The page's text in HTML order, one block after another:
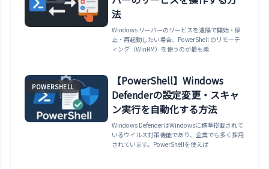
法
Windows サーバーのサービスを遠隔で開始・停
止・再起動したい場合、PowerShell のリモーテ
ィング（WinRM）を使うのが最も素
POWERSHELL
【PowerShell】Windows
Defenderの設定変更・スキャ
ン実行を自動化する方法
Windows DefenderはWindowsに標準搭載されて
いるウイルス対策機能であり、企業でも多く採用
されています。PowerShellを使えば